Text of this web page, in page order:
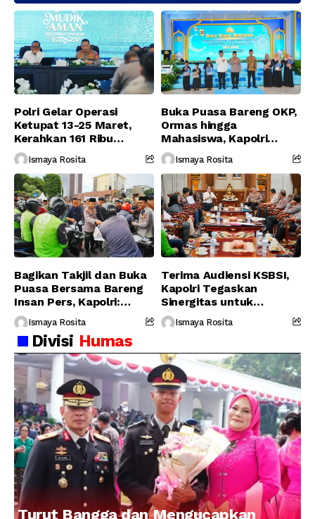
Polri Gelar Operasi
Ketupat 13-25 Maret,
Kerahkan 161 Ribu
Personel Gabungan
Ismaya Rosita
Buka Puasa Bareng OKP,
Ormas hingga
Mahasiswa, Kapolri
Serukan Jaga
Persatuan-Dukung
Program Pemerintah
Ismaya Rosita
Bagikan Takjil dan Buka
Puasa Bersama Bareng
Insan Pers, Kapolri:
Suara Media Suara
Publik
Ismaya Rosita
Terima Audiensi KSBSI,
Kapolri Tegaskan
Sinergitas untuk
Perjuangkan Hak Buruh
Ismaya Rosita
Divisi Humas
Turut Bangga dan Mengucapkan